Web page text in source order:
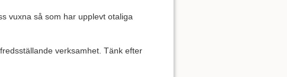
vuxna så som har upplevt otaliga
verksamhet. Tänk efter